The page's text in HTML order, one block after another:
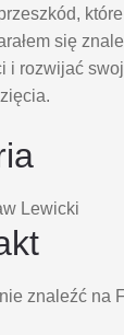
które
się
i rozwijać
znaleźć na